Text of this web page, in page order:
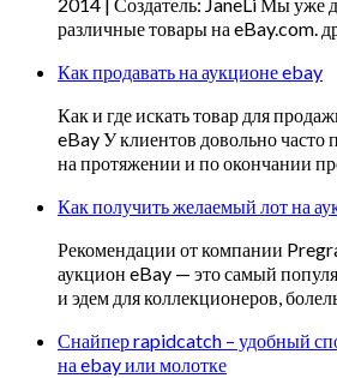
2014 | Создатель: JaneLi Мы уже
различные товары на eBay.com.
Как продавать на аукционе ebay
Как и где искать товар для
eBay У клиентов довольно часто
на протяжении и по окончании
Как получить желаемый лот на
Рекомендации от компании
аукцион eBay — это самый
и эдем для коллекционеров,
Снайпер rapidcatch – удобный
на ebay или молотке